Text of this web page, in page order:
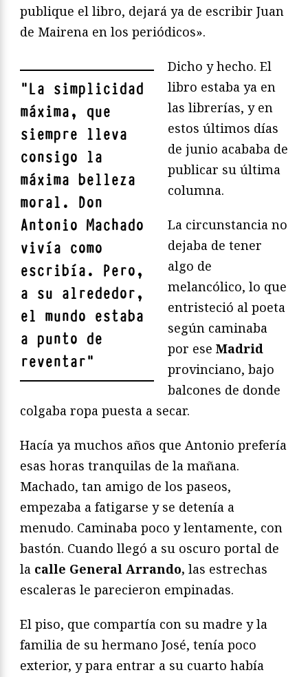
publique el libro, dejará ya de escribir Juan
de Mairena en los periódicos».
"La simplicidad
máxima, que
siempre lleva
consigo la
máxima belleza
moral. Don
Antonio Machado
vivía como
escribía. Pero,
a su alrededor,
el mundo estaba
a punto de
reventar"
Dicho y hecho. El
libro estaba ya en
las librerías, y en
estos últimos días
de junio acababa de
publicar su última
columna.
La circunstancia no
dejaba de tener
algo de
melancólico, lo que
entristeció al poeta
según caminaba
por ese Madrid
provinciano, bajo
balcones de donde
colgaba ropa puesta a secar.
Hacía ya muchos años que Antonio prefería
esas horas tranquilas de la mañana.
Machado, tan amigo de los paseos,
empezaba a fatigarse y se detenía a
menudo. Caminaba poco y lentamente, con
bastón. Cuando llegó a su oscuro portal de
la calle General Arrando, las estrechas
escaleras le parecieron empinadas.
El piso, que compartía con su madre y la
familia de su hermano José, tenía poco
exterior, y para entrar a su cuarto había